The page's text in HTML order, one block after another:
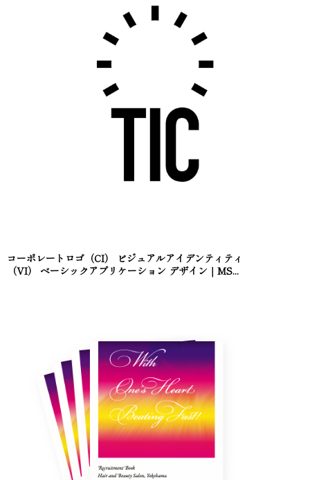
コーポレートロゴ（CI） ビジュアルアイデンティティ
（VI） ベーシックアプリケーション デザイン｜MS...